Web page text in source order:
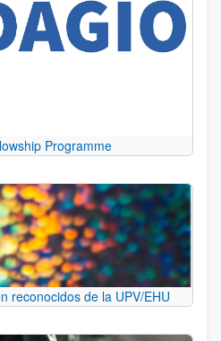
Programme
reconocidos de la UPV/EHU